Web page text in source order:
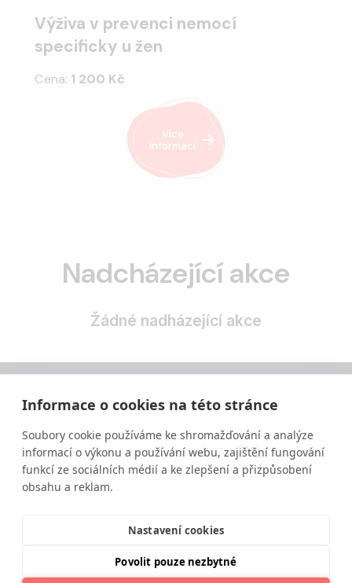
Informace o cookies na této stránce
Soubory cookie používáme ke shromažďování a analýze
informací o výkonu a používání webu, zajištění fungování
funkcí ze sociálních médií a ke zlepšení a přizpůsobení
obsahu a reklam.
Nastavení cookies
Povolit pouze nezbytné
Výživa v prevenci nemocí
specificky u žen
Cena: 1 200 Kč
Více
informací
Nadcházející akce
Žádné nadházející akce
Vzdělávání ve výživě a zdravém životním stylu